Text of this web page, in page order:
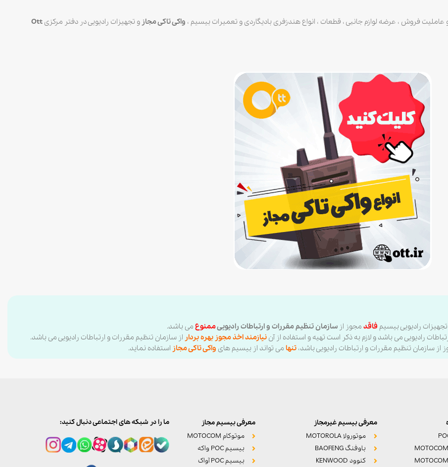
فروش ، عرضه لوازم جانبی ، قطعات ، انواع هندزفری بادیگاردی و تعمیرات بیسیم ، واکی تاکی مجاز و تجهیزات رادیویی در دفتر مرکزی Ott
تجهیزات رادیویی بیسیم فاقد مجوز از سازمان تنظیم مقررات و ارتباطات رادیوییممنوع می باشد.
رادیویی می باشد و لازم به ذکر است تهیه و استفاده از آن نیازمند اخذ مجوز بهره بردار از سازمان تنظیم مقررات و ارتباطات رادیویی می باشد.
از سازمان تنظیم مقررات و ارتباطات رادیویی باشد،تنها می تواند از بیسیم های واکی تاکی مجاز استفاده نماید.
معرفی بیسیم غیرمجاز
موتورولا MOTOROLA
باوفنگ BAOFENG
کنوود KENWOOD
معرفی بیسیم مجاز
موتوکام MOTOCOM
بیسیم POC واکه
بیسیم POC آواک
ما را در شبکه های اجتماعی دنبال کنید: